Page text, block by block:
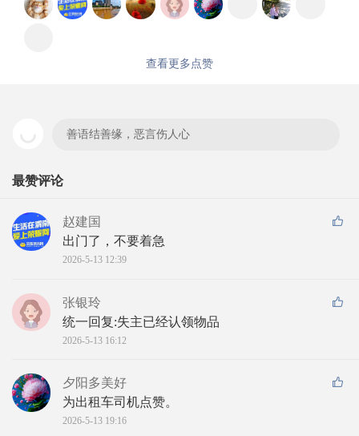
查看更多点赞
善语结善缘，恶言伤人心
最赞评论
赵建国
出门了，不要着急
2026-5-13 12:39
张银玲
统一回复:失主已经认领物品
2026-5-13 16:12
夕阳多美好
为出租车司机点赞。
2026-5-13 19:16